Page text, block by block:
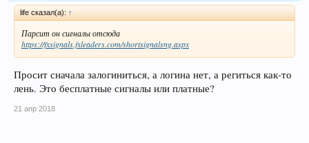
life сказал(а): ↑
Парсит он сигналы отсюда
https://fxsignals.fxleaders.com/shortsignalsng.aspx
Просит сначала залогиниться, а логина нет, а региться как-то
лень. Это бесплатные сигналы или платные?
21 апр 2018